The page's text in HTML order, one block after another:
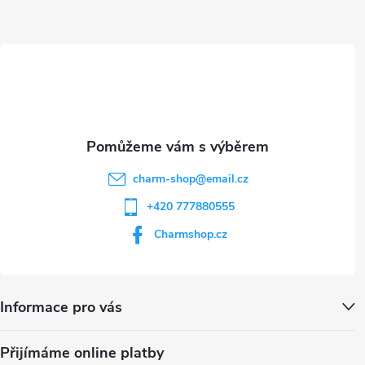
charm-shop@email.cz
+420 777880555
Charmshop.cz
Informace pro vás
Přijímáme online platby